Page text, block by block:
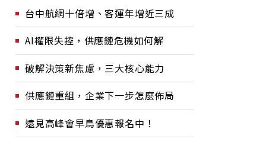
台中航網十倍增、客運年增近三成
AI權限失控，供應鏈危機如何解
破解決策新焦慮，三大核心能力
供應鏈重組，企業下一步怎麼佈局
遠見高峰會早鳥優惠報名中！